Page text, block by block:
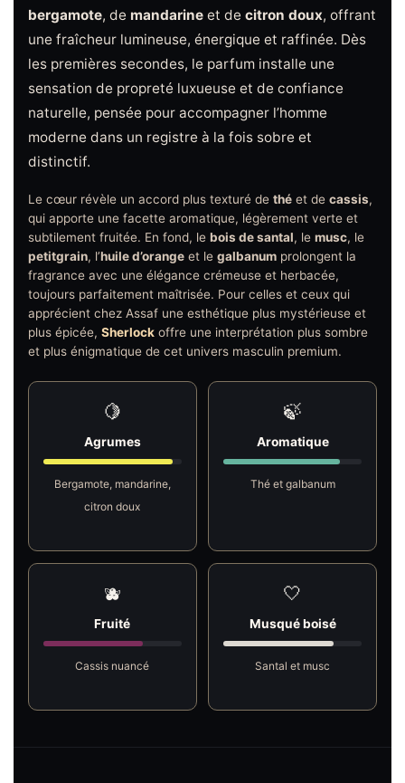
bergamote, de mandarine et de citron doux, offrant
une fraîcheur lumineuse, énergique et raffinée. Dès
les premières secondes, le parfum installe une
sensation de propreté luxueuse et de confiance
naturelle, pensée pour accompagner l’homme
moderne dans un registre à la fois sobre et
distinctif.
Le cœur révèle un accord plus texturé de thé et de cassis,
qui apporte une facette aromatique, légèrement verte et
subtilement fruitée. En fond, le bois de santal, le musc, le
petitgrain, l’huile d’orange et le galbanum prolongent la
fragrance avec une élégance crémeuse et herbacée,
toujours parfaitement maîtrisée. Pour celles et ceux qui
apprécient chez Assaf une esthétique plus mystérieuse et
plus épicée, Sherlock offre une interprétation plus sombre
et plus énigmatique de cet univers masculin premium.
🍋
Agrumes
Bergamote, mandarine,
citron doux
🍃
Aromatique
Thé et galbanum
🫐
Fruité
Cassis nuancé
🤍
Musqué boisé
Santal et musc